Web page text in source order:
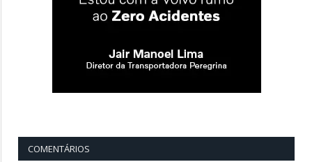
COMENTÁRIOS